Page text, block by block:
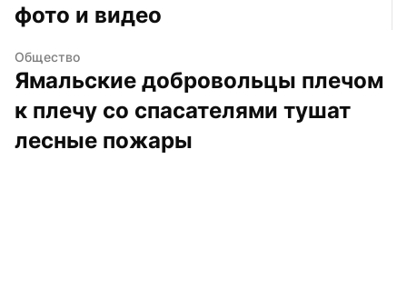
фото и видео
Общество
Ямальские добровольцы плечом
к плечу со спасателями тушат
лесные пожары